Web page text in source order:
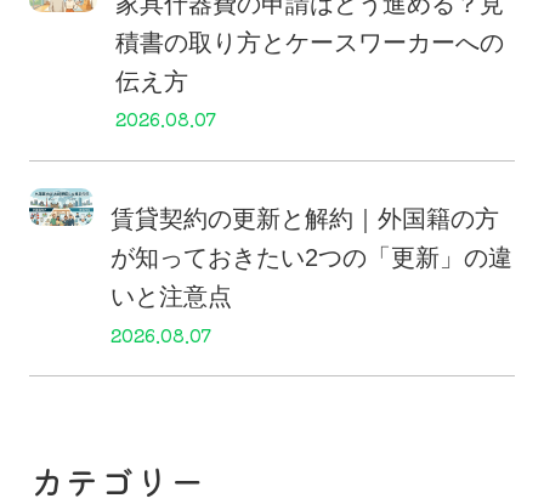
積書の取り方とケースワーカーへの
伝え方
2026.08.07
賃貸契約の更新と解約｜外国籍の方
が知っておきたい2つの「更新」の違
いと注意点
2026.08.07
カテゴリー